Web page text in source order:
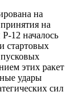
на
на
12 началось
стартовых
этих ракет
удары
сил